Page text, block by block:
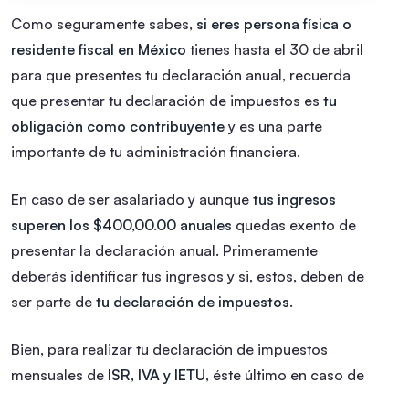
Como seguramente sabes, si eres persona física o
residente fiscal en México tienes hasta el 30 de abril
para que presentes tu declaración anual, recuerda
que presentar tu declaración de impuestos es tu
obligación como contribuyente y es una parte
importante de tu administración financiera.
En caso de ser asalariado y aunque tus ingresos
superen los $400,00.00 anuales quedas exento de
presentar la declaración anual. Primeramente
deberás identificar tus ingresos y si, estos, deben de
ser parte de tu declaración de impuestos.
Bien, para realizar tu declaración de impuestos
mensuales de ISR, IVA y IETU, éste último en caso de